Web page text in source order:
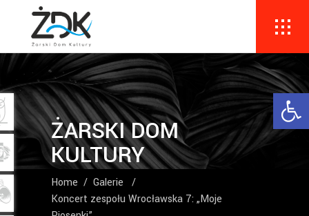
ŻARSKI DOM
KULTURY
Home / Galerie
/
Koncert zespołu Wrocławska 7: „Moje